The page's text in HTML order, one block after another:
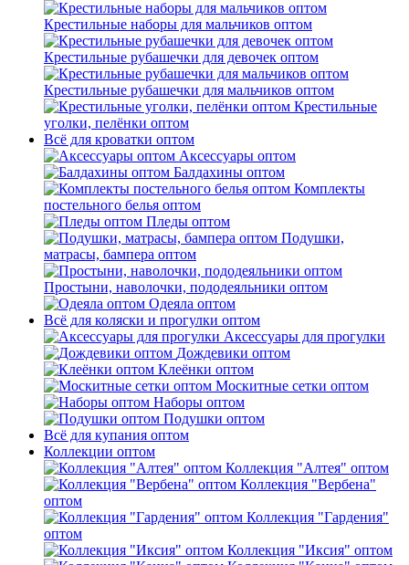
Крестильные наборы для мальчиков оптом
Крестильные рубашечки для девочек оптом
Крестильные рубашечки для мальчиков оптом
Крестильные
уголки, пелёнки оптом
Всё для кроватки оптом
Аксессуары оптом
Балдахины оптом
Комплекты
постельного белья оптом
Пледы оптом
Подушки,
матрасы, бампера оптом
Простыни, наволочки, пододеяльники оптом
Одеяла оптом
Всё для коляски и прогулки оптом
Аксессуары для прогулки
Дождевики оптом
Клеёнки оптом
Москитные сетки оптом
Наборы оптом
Подушки оптом
Всё для купания оптом
Коллекции оптом
Коллекция "Алтея" оптом
Коллекция "Вербена"
оптом
Коллекция "Гардения"
оптом
Коллекция "Иксия" оптом